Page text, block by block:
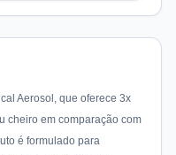
Aerosol, que oferece 3x
cheiro em comparação com
é formulado para